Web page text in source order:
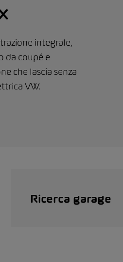
integrale,
da coupé e
che lascia senza
VW.
Ricerca garage